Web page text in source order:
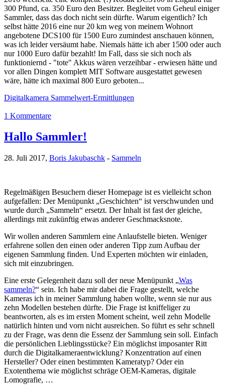
300 Pfund, ca. 350 Euro den Besitzer. Begleitet vom Geheul einiger
Sammler, dass das doch nicht sein dürfte. Warum eigentlich? Ich
selbst hätte 2016 eine nur 20 km weg von meinem Wohnort
angebotene DCS100 für 1500 Euro zumindest anschauen können,
was ich leider versäumt habe. Niemals hätte ich aber 1500 oder auch
nur 1000 Euro dafür bezahlt! Im Fall, dass sie sich noch als
funktioniernd - "tote" Akkus wären verzeihbar - erwiesen hätte und
vor allen Dingen komplett MIT Software ausgestattet gewesen
wäre, hätte ich maximal 800 Euro geboten...
Digitalkamera Sammelwert-Ermittlungen
1 Kommentare
Hallo Sammler!
28. Juli 2017, Boris Jakubaschk - Sammeln
Regelmäßigen Besuchern dieser Homepage ist es vielleicht schon
aufgefallen: Der Menüpunkt „Geschichten“ ist verschwunden und
wurde durch „Sammeln“ ersetzt. Der Inhalt ist fast der gleiche,
allerdings mit zukünftig etwas anderer Geschmacksnote.
Wir wollen anderen Sammlern eine Anlaufstelle bieten. Weniger
erfahrene sollen den einen oder anderen Tipp zum Aufbau der
eigenen Sammlung finden. Und Experten möchten wir einladen,
sich mit einzubringen.
Eine erste Gelegenheit dazu soll der neue Menüpunkt „Was
sammeln?“ sein. Ich habe mir dabei die Frage gestellt, welche
Kameras ich in meiner Sammlung haben wollte, wenn sie nur aus
zehn Modellen bestehen dürfte. Die Frage ist kniffeliger zu
beantworten, als es im ersten Moment scheint, weil zehn Modelle
natürlich hinten und vorn nicht ausreichen. So führt es sehr schnell
zu der Frage, was denn die Essenz der Sammlung sein soll. Einfach
die persönlichen Lieblingsstücke? Ein möglichst imposanter Ritt
durch die Digitalkameraentwicklung? Konzentration auf einen
Hersteller? Oder einen bestimmten Kameratyp? Oder ein
Exotenthema wie möglichst schräge OEM-Kameras, digitale
Lomografie, …